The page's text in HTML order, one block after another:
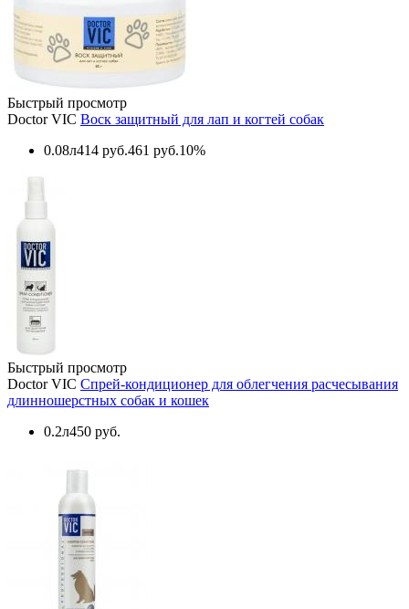
Быстрый просмотр
Doctor VIC Воск защитный для лап и когтей собак
0.08л414 руб.461 руб.10%
Быстрый просмотр
Doctor VIC Спрей-кондиционер для облегчения расчесывания
длинношерстных собак и кошек
0.2л450 руб.